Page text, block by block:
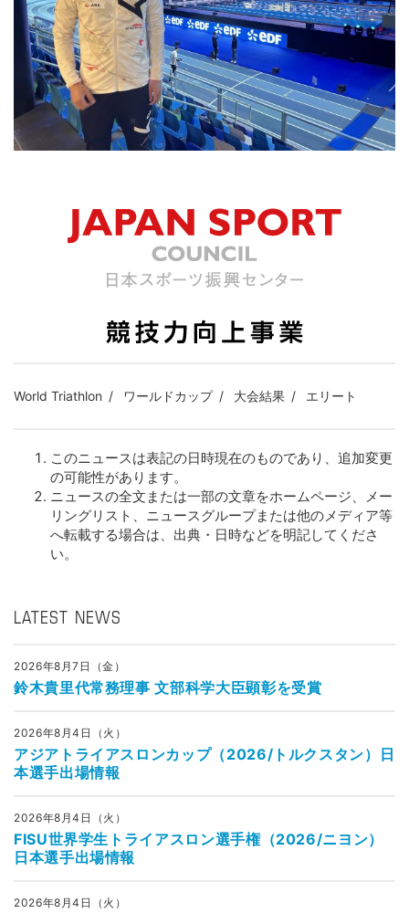
World Triathlon ワールドカップ 大会結果 エリート
このニュースは表記の日時現在のものであり、追加変更
の可能性があります。
ニュースの全文または一部の文章をホームページ、メー
リングリスト、ニュースグループまたは他のメディア等
へ転載する場合は、出典・日時などを明記してくださ
い。
LATEST NEWS
2026年8月7日（金）
鈴木貴里代常務理事 文部科学大臣顕彰を受賞
2026年8月4日（火）
アジアトライアスロンカップ（2026/トルクスタン）日
本選手出場情報
2026年8月4日（火）
FISU世界学生トライアスロン選手権（2026/ニヨン）
日本選手出場情報
2026年8月4日（火）